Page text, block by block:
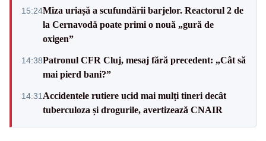
15:24Miza uriașă a scufundării barjelor. Reactorul 2 de
la Cernavodă poate primi o nouă „gură de
oxigen”
14:38Patronul CFR Cluj, mesaj fără precedent: „Cât să
mai pierd bani?”
14:31 Accidentele rutiere ucid mai mulți tineri decât
tuberculoza și drogurile, avertizează CNAIR